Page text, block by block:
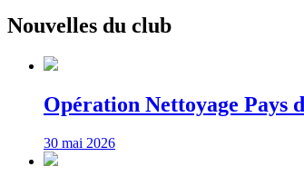
Nouvelles du club
Opération Nettoyage Pays
30 mai 2026